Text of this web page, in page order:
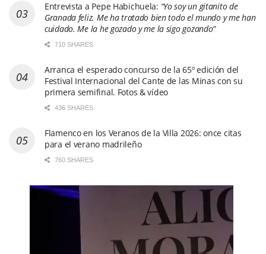
Entrevista a Pepe Habichuela: “Yo soy un gitanito de
Granada feliz. Me ha tratado bien todo el mundo y me han
cuidado. Me la he gozado y me la sigo gozando”
710 SHARES
Arranca el esperado concurso de la 65º edición del
Festival Internacional del Cante de las Minas con su
primera semifinal. Fotos & vídeo
436 SHARES
Flamenco en los Veranos de la Villa 2026: once citas
para el verano madrileño
760 SHARES